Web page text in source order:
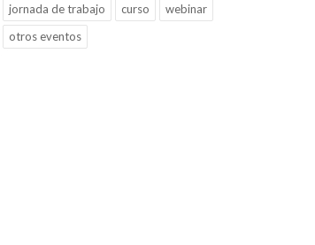
jornada de trabajo
curso
webinar
otros eventos